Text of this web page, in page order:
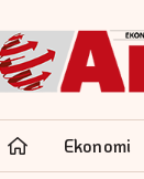
Ekonomi